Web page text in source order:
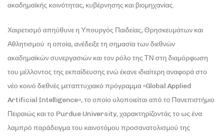
ακαδημαϊκής κοινότητας, κυβέρνησης και βιομηχανίας.
Χαιρετισμό απηύθυνε η Υπουργός Παιδείας, Θρησκευμάτων και
Αθλητισμού η οποία, ανέδειξε τη σημασία των διεθνών
ακαδημαϊκών συνεργασιών και τον ρόλο της ΤΝ στη διαμόρφωση
του μέλλοντος της εκπαίδευσης ενώ έκανε ιδιαίτερη αναφορά στο
νέο κοινό διεθνές μεταπτυχιακό πρόγραμμα «Global Applied
Artificial Intelligence», το οποίο υλοποιείται από το Πανεπιστήμιο
Πειραιώς και το Purdue University, χαρακτηρίζοντάς το ως ένα
λαμπρό παράδειγμα του καινοτόμου προσανατολισμού της